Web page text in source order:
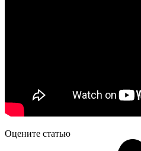
Оцените статью